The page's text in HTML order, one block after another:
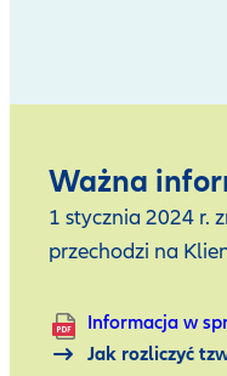
Ważna
1 stycznia 2024 r.
przechodzi na
Informacja w
Jak rozliczyć